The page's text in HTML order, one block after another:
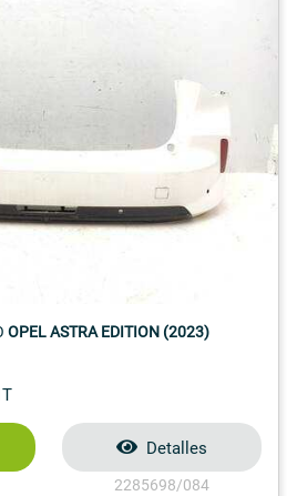
OPEL ASTRA EDITION (2023)
Detalles
2285698/084